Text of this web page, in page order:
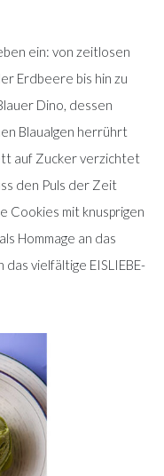
ein: von zeitlosen
Erdbeere bis hin zu
Dino, dessen
Blaualgen herrührt
auf Zucker verzichtet
den Puls der Zeit
Cookies mit knusprigen
Hommage an das
vielfältige EISLIEBE-